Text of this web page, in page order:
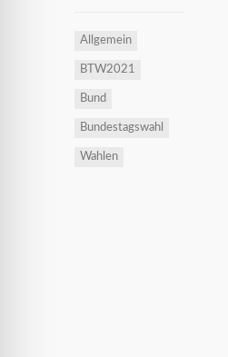
Allgemein
BTW2021
Bund
Bundestagswahl
Wahlen